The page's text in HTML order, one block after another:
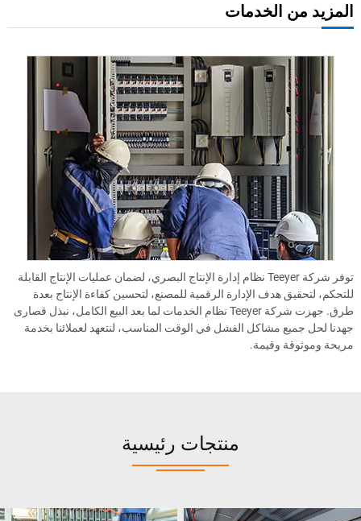
المزيد من الخدمات
توفر شركة Teeyer نظام إدارة الإنتاج البصري، لضمان عمليات الإنتاج القابلة
للتحكم، لتحقيق هدف الإدارة الرقمية للمصنع، لتحسين كفاءة الإنتاج بعدة
طرق. جهزت شركة Teeyer نظام الخدمات لما بعد البيع الكامل، نبذل قصارى
جهدنا لحل جميع مشاكل الفشل في الوقت المناسب، لنتعهد لعملائنا بخدمة
مريحة وموثوقة وقيمة.
منتجات رئيسية